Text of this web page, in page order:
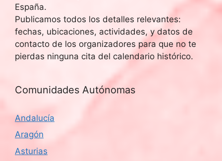
España.
Publicamos todos los detalles relevantes:
fechas, ubicaciones, actividades, y datos de
contacto de los organizadores para que no te
pierdas ninguna cita del calendario histórico.
Comunidades Autónomas
Andalucía
Aragón
Asturias